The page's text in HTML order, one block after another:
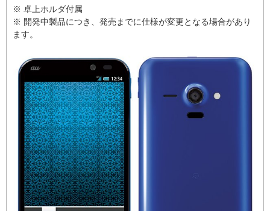
※ 卓上ホルダ付属
※ 開発中製品につき、発売までに仕様が変更となる場合があり
ます。